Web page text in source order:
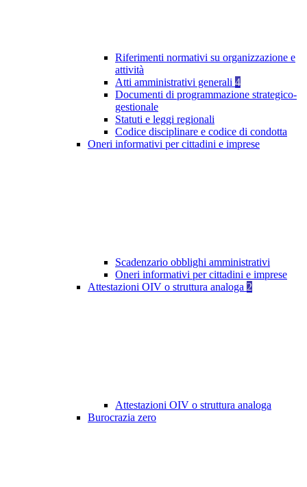
Riferimenti normativi su organizzazione e
attività
Atti amministrativi generali 4
Documenti di programmazione strategico-
gestionale
Statuti e leggi regionali
Codice disciplinare e codice di condotta
Oneri informativi per cittadini e imprese
Scadenzario obblighi amministrativi
Oneri informativi per cittadini e imprese
Attestazioni OIV o struttura analoga 2
Attestazioni OIV o struttura analoga
Burocrazia zero